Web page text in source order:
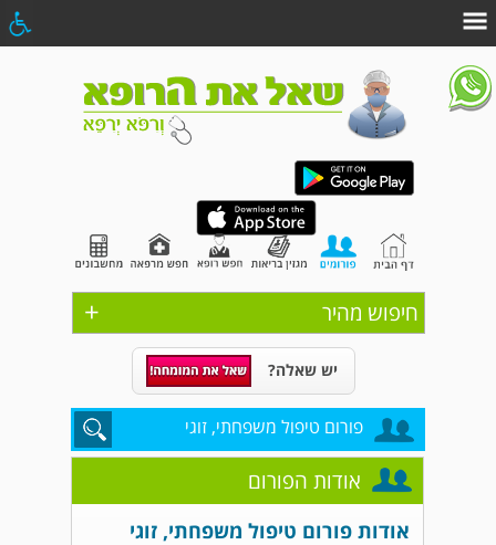
+ חיפוש מהיר
יש שאלה?
פורום טיפול משפחתי, זוגי
אודות הפורום
אודות פורום טיפול משפחתי, זוגי